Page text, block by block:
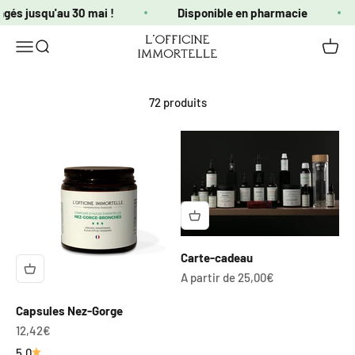
Passer au contenu
jusqu'au 30 mai ! Disponible en pharmacie
Ouvrir la navigation
Ouvrir la recherche Officine Immortelle Voir
72 produits
Capsules Nez-Gorge
Prix de vente
12,42€
Carte-cadeau
Prix de vente
A partir de 25,00€